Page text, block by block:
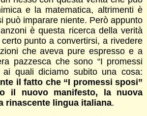
e la matematica, altrimenti è
può imparare niente. Però appunto
è questa ricerca della verità
punto a convertirsi, a rivedere
che aveva pure espresso e a
pazzesca che sono “I promessi
ai quali diciamo subito una cosa:
il fatto che “I promessi sposi”
il nuovo manifesto, la nuova
rinascente lingua italiana.